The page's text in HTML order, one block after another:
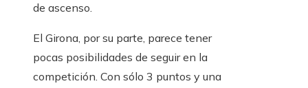
de ascenso.
El Girona, por su parte, parece tener
pocas posibilidades de seguir en la
competición. Con sólo 3 puntos y una